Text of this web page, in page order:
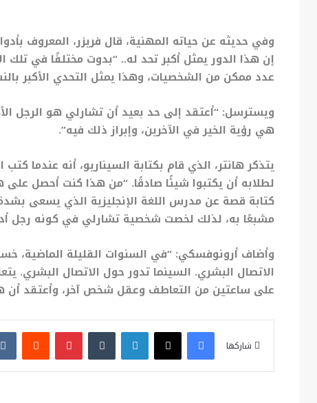
وفي حديثه عن حياته المهنية، قال فريزر، المعروف
إن هذا الدور يمثل أكبر تحد له.. “بدوت مختلفًا في
عدد ممكن من الشخصيات، وهذا يمثل التحدي الأكبر
ويسترسل: “أعتقد إلى حد بعيد أن تشارلي هو الرجل
هي رؤية الخير في الآخرين، وإبراز ذلك فيه”.
لطلابه أن يكتبوا شيئًا صادقًا. “من هذا كنت أحصل على
كتابة قصة عن مدرس اللغة الإنجليزية الذي يسعى
مشبعًا به، لذلك لخصت شخصية تشارلي في كونه رجل
وأضاف أرونوفسكي: “في السنوات القليلة الماضية،
الاتصال البشري. السينما تدور حول الاتصال البشري.
على ساعتين من التعاطف وعقل شخص آخر، وأعتقد أن
شاركها
فيسبوكX لينكدإن بينتيريست